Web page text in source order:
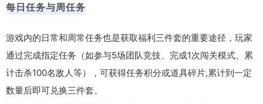
每日任务与周任务
游戏内的日常和周常任务也是获取福利三件套的重要途径，玩家
通过完成指定任务（如参与5场团队竞技、完成1次闯关模式、累
计击杀100名敌人等），可获得任务积分或道具碎片,累计到一定
数量后即可兑换三件套。